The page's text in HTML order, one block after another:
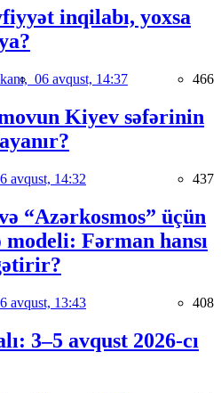
inqilabı, yoxsa
06 avqust, 14:37 466
Kiyev səfərinin
avqust, 14:32 437
“Azərkosmos” üçün
Fərman hansı
avqust, 13:43 408
3–5 avqust 2026-cı